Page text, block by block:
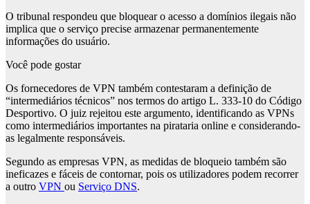
O tribunal respondeu que bloquear o acesso a domínios ilegais não
implica que o serviço precise armazenar permanentemente
informações do usuário.
Você pode gostar
Os fornecedores de VPN também contestaram a definição de
“intermediários técnicos” nos termos do artigo L. 333-10 do Código
Desportivo. O juiz rejeitou este argumento, identificando as VPNs
como intermediários importantes na pirataria online e considerando-
as legalmente responsáveis.
Segundo as empresas VPN, as medidas de bloqueio também são
ineficazes e fáceis de contornar, pois os utilizadores podem recorrer
a outro VPN ou Serviço DNS.